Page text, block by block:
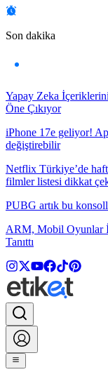
Son dakika
Yapay Zeka
Öne Çıkıyor
iPhone 17e geliyor!
değiştirebilir
Netflix Türkiye’de
filmler listesi dikkat
PUBG artık bu
ARM, Mobil Oyunlar
Tanıttı